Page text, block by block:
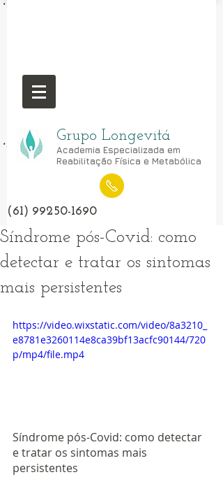
Grupo Longevitá
Academia Especializada em
Reabilitação Física e Metabólica
(61) 99250-1690
Síndrome pós-Covid: como
detectar e tratar os sintomas
mais persistentes
https://video.wixstatic.com/video/8a3210_
e8781e3260114e8ca39bf13acfc90144/720
p/mp4/file.mp4
Síndrome pós-Covid: como detectar
e tratar os sintomas mais
persistentes